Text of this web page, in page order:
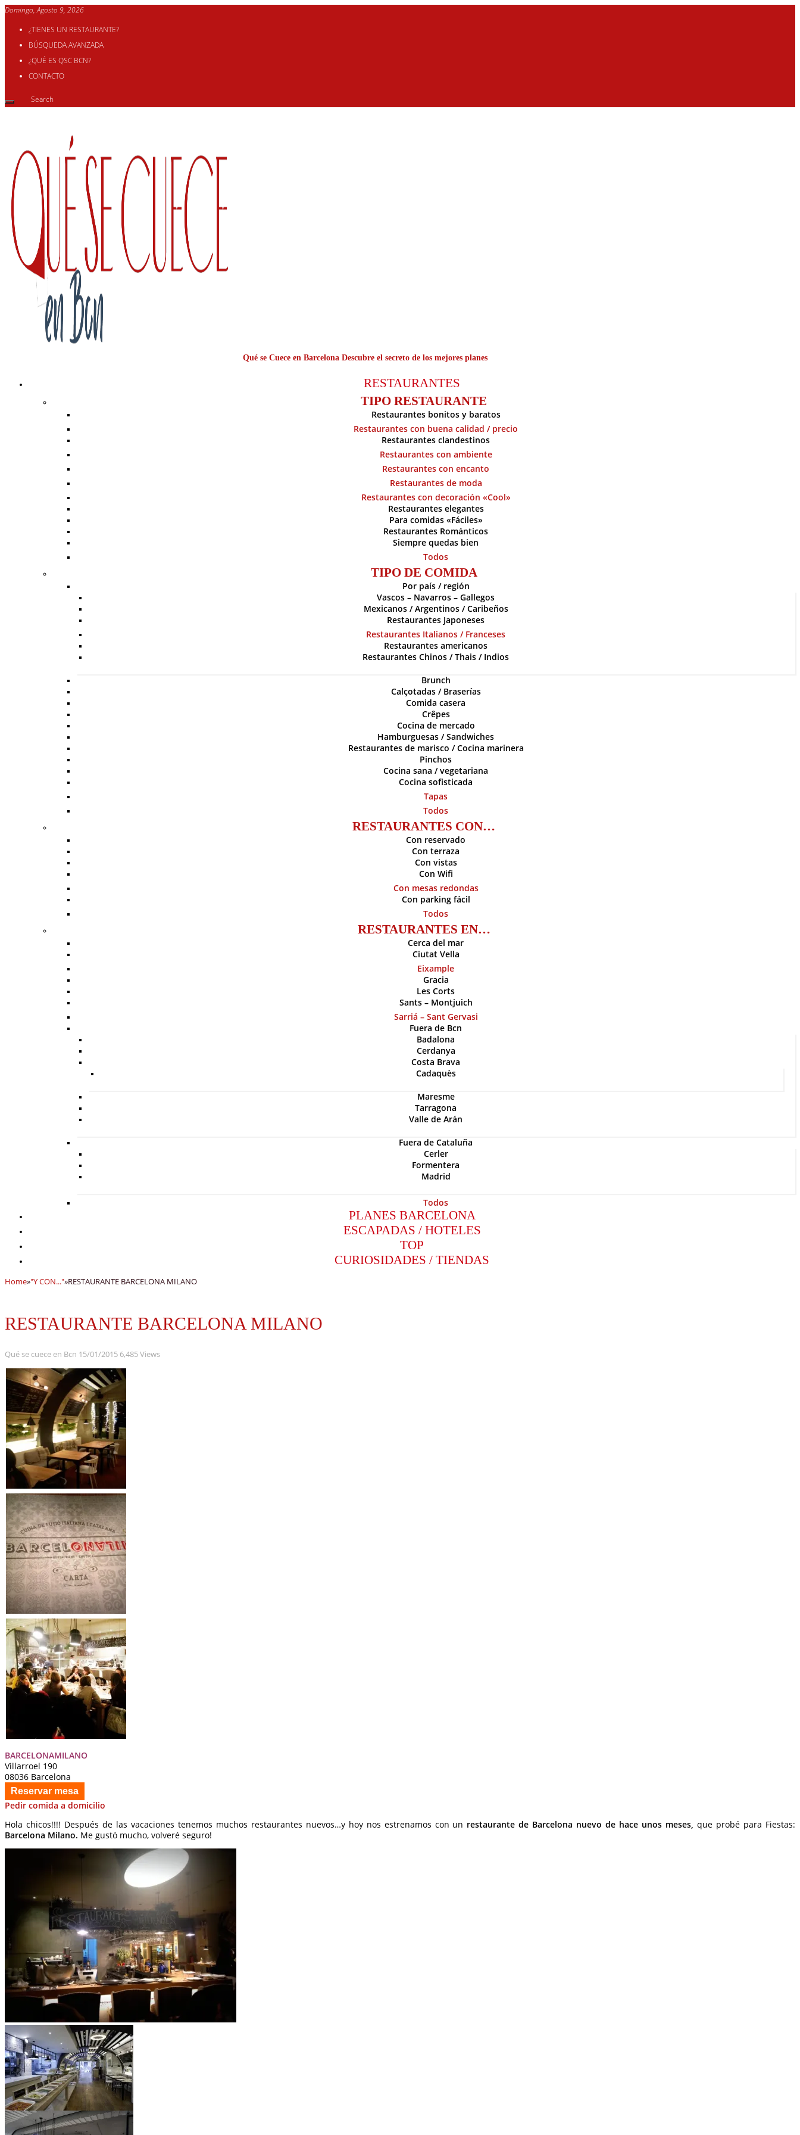
Domingo, Agosto 9, 2026
¿TIENES UN RESTAURANTE?
BÚSQUEDA AVANZADA
¿QUÉ ES QSC BCN?
CONTACTO
Qué se Cuece en Barcelona Descubre el secreto de los mejores planes
RESTAURANTES
TIPO RESTAURANTE
Restaurantes bonitos y baratos
Restaurantes con buena calidad / precio
Restaurantes clandestinos
Restaurantes con ambiente
Restaurantes con encanto
Restaurantes de moda
Restaurantes con decoración «Cool»
Restaurantes elegantes
Para comidas «Fáciles»
Restaurantes Románticos
Siempre quedas bien
Todos
TIPO DE COMIDA
Por país / región
Vascos – Navarros – Gallegos
Mexicanos / Argentinos / Caribeños
Restaurantes Japoneses
Restaurantes Italianos / Franceses
Restaurantes americanos
Restaurantes Chinos / Thais / Indios
Brunch
Calçotadas / Braserías
Comida casera
Crêpes
Cocina de mercado
Hamburguesas / Sandwiches
Restaurantes de marisco / Cocina marinera
Pinchos
Cocina sana / vegetariana
Cocina sofisticada
Tapas
Todos
RESTAURANTES CON…
Con reservado
Con terraza
Con vistas
Con Wifi
Con mesas redondas
Con parking fácil
Todos
RESTAURANTES EN…
Cerca del mar
Ciutat Vella
Eixample
Gracia
Les Corts
Sants – Montjuich
Sarriá – Sant Gervasi
Fuera de Bcn
Badalona
Cerdanya
Costa Brava
Cadaquès
Maresme
Tarragona
Valle de Arán
Fuera de Cataluña
Cerler
Formentera
Madrid
Todos
PLANES BARCELONA
ESCAPADAS / HOTELES
TOP
CURIOSIDADES / TIENDAS
Home»"Y CON..."»RESTAURANTE BARCELONA MILANO
RESTAURANTE BARCELONA MILANO
Qué se cuece en Bcn 15/01/2015 6,485 Views
BARCELONAMILANO
Villarroel 190
08036 Barcelona
Reservar mesa
Pedir comida a domicilio
Hola chicos!!!! Después de las vacaciones tenemos muchos restaurantes nuevos…y hoy nos estrenamos con un restaurante de Barcelona nuevo de hace unos meses, que probé para Fiestas:
Barcelona Milano. Me gustó mucho, volveré seguro!